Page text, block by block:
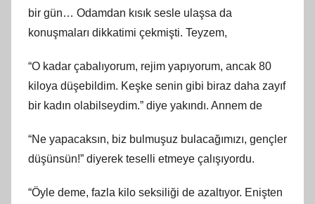
bir gün… Odamdan kısık sesle ulaşsa da
konuşmaları dikkatimi çekmişti. Teyzem,
“O kadar çabalıyorum, rejim yapıyorum, ancak 80
kiloya düşebildim. Keşke senin gibi biraz daha zayıf
bir kadın olabilseydim.” diye yakındı. Annem de
“Ne yapacaksın, biz bulmuşuz bulacağımızı, gençler
düşünsün!” diyerek teselli etmeye çalışıyordu.
“Öyle deme, fazla kilo seksiliği de azaltıyor. Enişten